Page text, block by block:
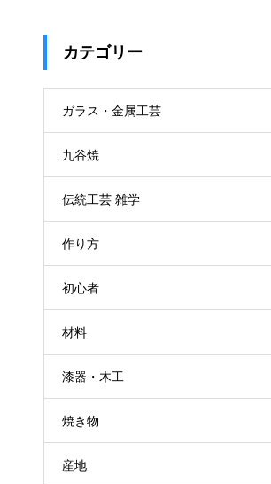
カテゴリー
ガラス・金属工芸
九谷焼
伝統工芸 雑学
作り方
初心者
材料
漆器・木工
焼き物
産地